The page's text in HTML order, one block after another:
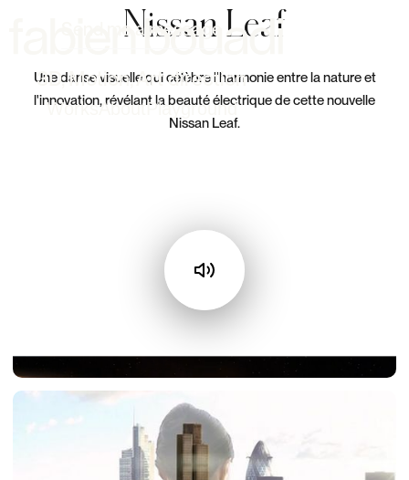
3D, Motion, Art direction
WorksAboutPlayground
Send me a message
Nissan Leaf
Une danse visuelle qui célèbre l'harmonie entre la nature et
l'innovation, révélant la beauté électrique de cette nouvelle
Nissan Leaf.